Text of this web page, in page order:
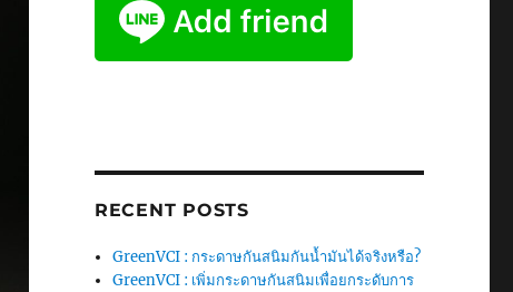
RECENT POSTS
GreenVCI : กระดาษกันสนิมกันน้ำมันได้จริงหรือ?
GreenVCI : เพิ่มกระดาษกันสนิมเพื่อยกระดับการ